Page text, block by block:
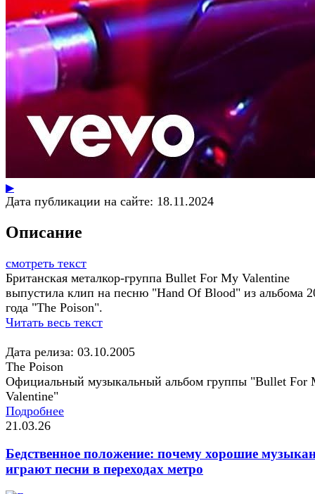
▶
Дата публикации на сайте: 18.11.2024
Описание
смотреть текст
Британская металкор-группа Bullet For My Valentine
выпустила клип на песню "Hand Of Blood" из альбома
года "The Poison".
Читать весь текст
Дата релиза: 03.10.2005
The Poison
Официальный музыкальный альбом группы "Bullet For
Valentine"
Подробнее
21.03.26
Бедственное положение: почему хорошие
играют песни в переходах метро